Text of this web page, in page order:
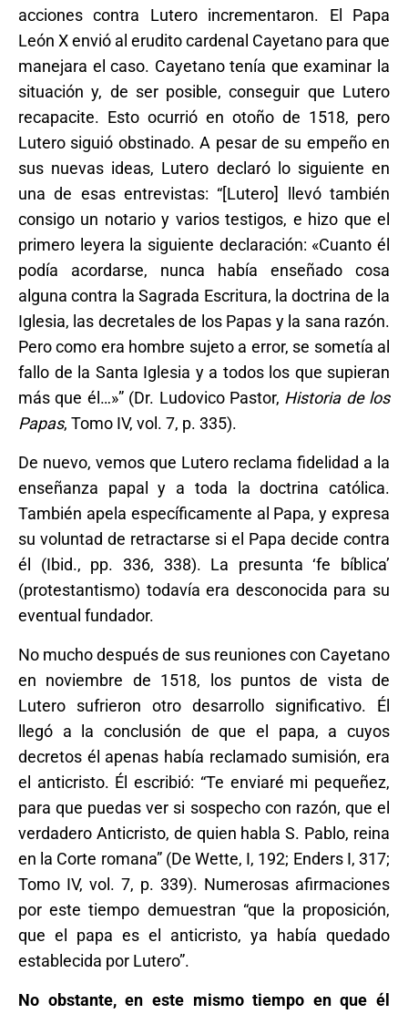
acciones contra Lutero incrementaron. El Papa
León X envió al erudito cardenal Cayetano para que
manejara el caso. Cayetano tenía que examinar la
situación y, de ser posible, conseguir que Lutero
recapacite. Esto ocurrió en otoño de 1518, pero
Lutero siguió obstinado. A pesar de su empeño en
sus nuevas ideas, Lutero declaró lo siguiente en
una de esas entrevistas: “[Lutero] llevó también
consigo un notario y varios testigos, e hizo que el
primero leyera la siguiente declaración: «Cuanto él
podía acordarse, nunca había enseñado cosa
alguna contra la Sagrada Escritura, la doctrina de la
Iglesia, las decretales de los Papas y la sana razón.
Pero como era hombre sujeto a error, se sometía al
fallo de la Santa Iglesia y a todos los que supieran
más que él…»” (Dr. Ludovico Pastor, Historia de los
Papas, Tomo IV, vol. 7, p. 335).
De nuevo, vemos que Lutero reclama fidelidad a la
enseñanza papal y a toda la doctrina católica.
También apela específicamente al Papa, y expresa
su voluntad de retractarse si el Papa decide contra
él (Ibid., pp. 336, 338). La presunta ‘fe bíblica’
(protestantismo) todavía era desconocida para su
eventual fundador.
No mucho después de sus reuniones con Cayetano
en noviembre de 1518, los puntos de vista de
Lutero sufrieron otro desarrollo significativo. Él
llegó a la conclusión de que el papa, a cuyos
decretos él apenas había reclamado sumisión, era
el anticristo. Él escribió: “Te enviaré mi pequeñez,
para que puedas ver si sospecho con razón, que el
verdadero Anticristo, de quien habla S. Pablo, reina
en la Corte romana” (De Wette, I, 192; Enders I, 317;
Tomo IV, vol. 7, p. 339). Numerosas afirmaciones
por este tiempo demuestran “que la proposición,
que el papa es el anticristo, ya había quedado
establecida por Lutero”.
No obstante, en este mismo tiempo en que él